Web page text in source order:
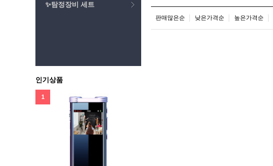
✨탐정장비 세트
인기상품
1
판매많은순 낮은가격순 높은가격순